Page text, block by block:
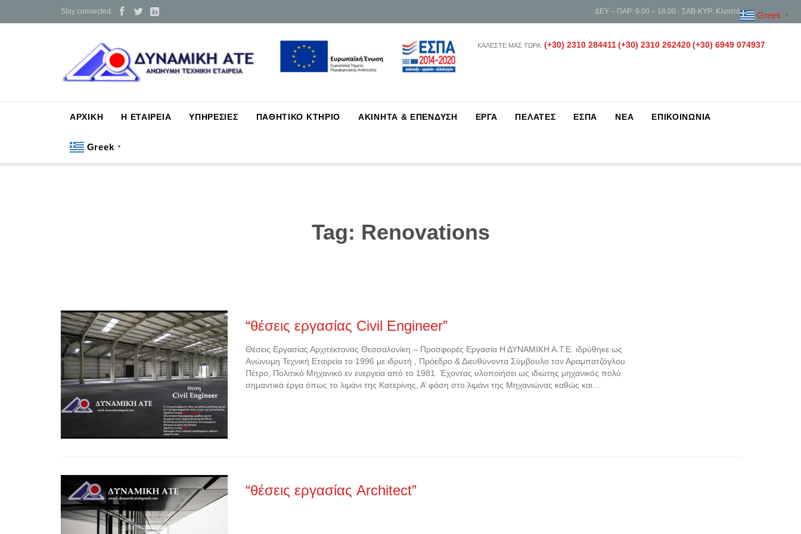
Stay connected:    ΔΕΥ – ΠΑΡ: 9.00 – 18.00 · ΣΑΒ-ΚΥΡ: Κλειστά
ΚΑΛΕΣΤΕ ΜΑΣ ΤΩΡΑ: (+30) 2310 284411(+30) 2310 262420(+30) 6949 074937
to
ΑΡΧΙΚΗ Η ΕΤΑΙΡΕΙΑ ΥΠΗΡΕΣΙΕΣ ΠΑΘΗΤΙΚΟ ΚΤΗΡΙΟ ΑΚΙΝΗΤΑ & ΕΠΕΝΔΥΣΗ ΕΡΓΑ ΠΕΛΑΤΕΣ ΕΣΠΑ ΝΕΑ ΕΠΙΚΟΙΝΩΝΙΑ
Greek ▼
Tag: Renovations
“θέσεις εργασίας Civil Engineer”
Θέσεις Εργασίας Αρχιτέκτονας Θεσσαλονίκη – Προσφορές Εργασία Η ΔΥΝΑΜΙΚΗ Α.Τ.Ε. ιδρύθηκε ως
Ανώνυμη Τεχνική Εταιρεία το 1996 με ιδρυτή , Πρόεδρο & Διευθύνοντα Σύμβουλο τον Αραμπατζόγλου
Πέτρο, Πολιτικό Μηχανικό εν ενεργεία από το 1981. Έχοντας υλοποιήσει ως ιδιώτης μηχανικός πολύ
σημαντικά έργα όπως το λιμάνι της Κατερίνης, Α’ φάση στο λιμάνι της Μηχανιώνας καθώς και…
“θέσεις εργασίας Architect”
Greek ▼